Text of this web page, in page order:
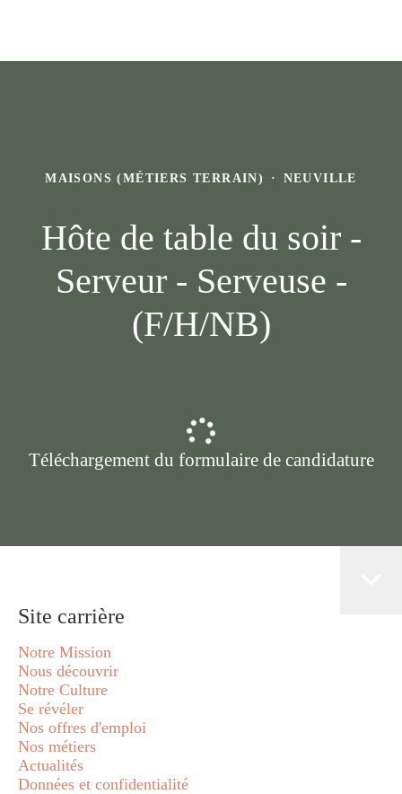
MAISONS (MÉTIERS TERRAIN) · NEUVILLE
Hôte de table du soir -
Serveur - Serveuse -
(F/H/NB)
Téléchargement du formulaire de candidature
Site carrière
Notre Mission
Nous découvrir
Notre Culture
Se révéler
Nos offres d'emploi
Nos métiers
Actualités
Données et confidentialité